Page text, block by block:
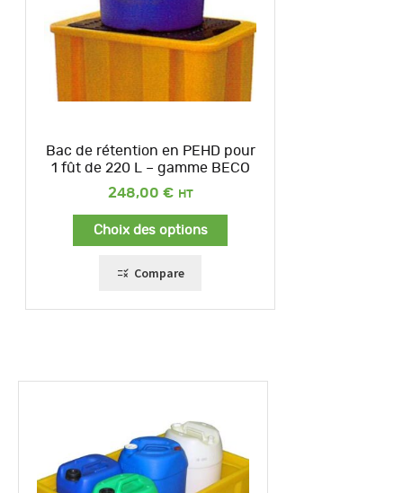
Bac de rétention en PEHD pour
1 fût de 220 L – gamme BECO
248,00 €
Choix des options
Compare